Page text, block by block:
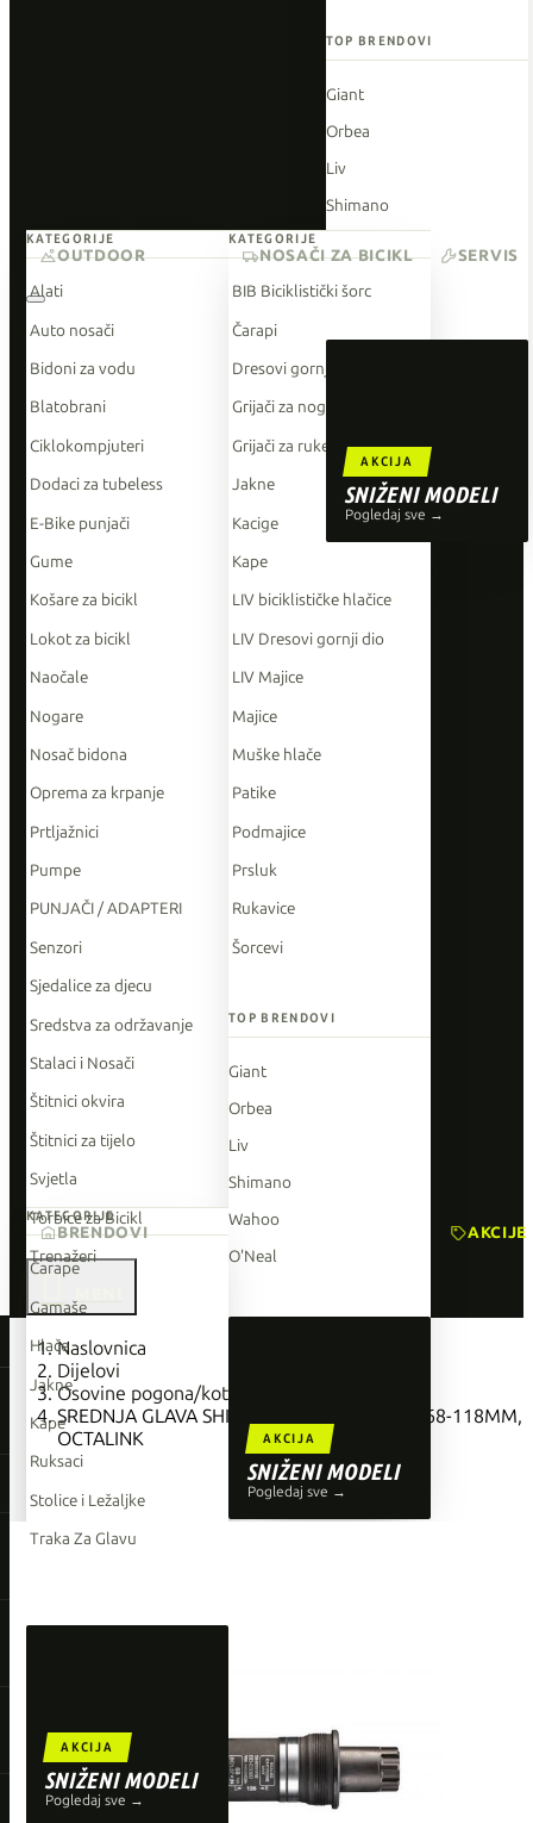
TOP BRENDOVI
Giant
Orbea
Liv
Shimano
O'Neal
AKCIJA
SNIŽENI MODELI
Pogledaj sve →
KATEGORIJE
Alati
Auto nosači
Bidoni za vodu
Blatobrani
Ciklokompjuteri
Dodaci za tubeless
E-Bike punjači
Gume
Košare za bicikl
Lokot za bicikl
Naočale
Nogare
Nosač bidona
Oprema za krpanje
Prtljažnici
Pumpe
PUNJAČI / ADAPTERI
Senzori
Sjedalice za djecu
Sredstva za održavanje
Stalaci i Nosači
Štitnici okvira
Štitnici za tijelo
Svjetla
Torbice za Bicikl
Trenažeri
Giant
Orbea
Liv
Shimano
Wahoo
AKCIJA
SNIŽENI MODELI
Pogledaj sve →
KATEGORIJE
BIB Biciklistički šorc
Čarapi
Dresovi gornji dio
Grijači za noge
Grijači za ruke
Jakne
Kacige
Kape
LIV biciklističke hlačice
LIV Dresovi gornji dio
LIV Majice
Majice
Muške hlače
Patike
Podmajice
Prsluk
Rukavice
Šorcevi
TOP BRENDOVI
Giant
Orbea
Liv
Shimano
Wahoo
O'Neal
AKCIJA
SNIŽENI MODELI
Pogledaj sve →
OUTDOOR
KATEGORIJE
Čarape
Gamaše
Hlače
Jakne
Kape
Ruksaci
Stolice i Ležaljke
Traka Za Glavu
Liv
Shimano
Wahoo
NOSAČI ZA BICIKL SERVIS
BRENDOVI AKCIJE

Naslovnica
Dijelovi
Osovine pogona/kotača
SREDNJA GLAVA SHIMANO BB-ES300, BSA, 68-118MM,
OCTALINK